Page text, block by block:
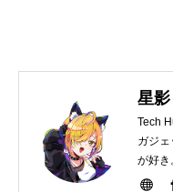
星影
Tech
ガジ
が好き